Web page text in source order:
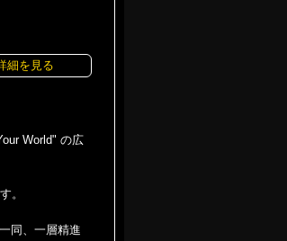
細を見る
World" の広
。
同、一層精進